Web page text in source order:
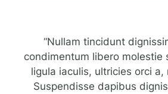
“Nullam tincidunt
condimentum libero molestie
ligula iaculis, ultricies orci a,
Suspendisse dapibus